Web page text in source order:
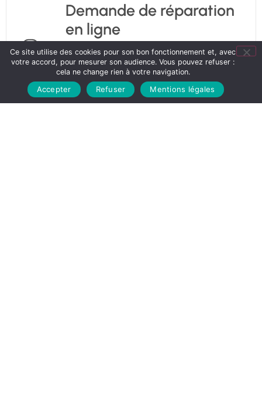
Demande de réparation
en ligne
Faites une demande de prise en charge auprès
de notreService Après Ventedirectement en
ligne
DEMANDE DE SAV
Ce site utilise des cookies pour son bon fonctionnement et, avec
votre accord, pour mesurer son audience. Vous pouvez refuser :
cela ne change rien à votre navigation.
Accepter Refuser Mentions légales